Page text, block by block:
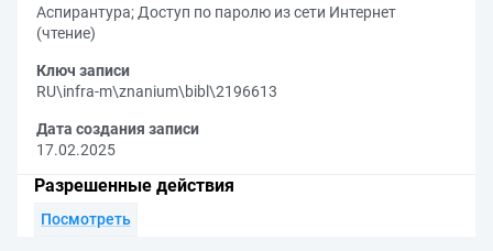
Аспирантура; Доступ по паролю из сети Интернет
(чтение)
Ключ записи
RU\infra-m\znanium\bibl\2196613
Дата создания записи
17.02.2025
Разрешенные действия
Посмотреть